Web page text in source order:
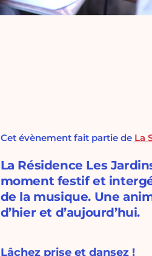
Cet évènement fait partie de La
La Résidence Les
moment festif et
de la musique. Une
d’hier et d’aujourd’hui.
Lâchez prise et dansez !